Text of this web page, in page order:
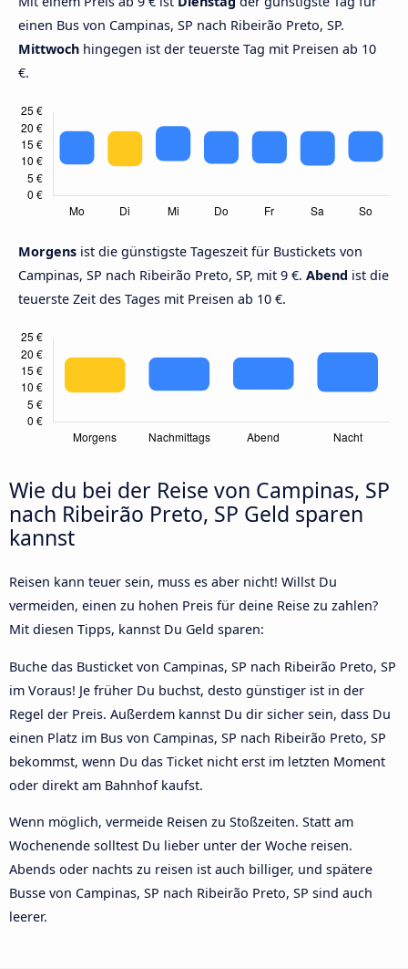
einen Bus von Campinas, SP nach Ribeirão Preto, SP.
Mittwoch hingegen ist der teuerste Tag mit Preisen ab 10
€.
Morgens ist die günstigste Tageszeit für Bustickets von
Campinas, SP nach Ribeirão Preto, SP, mit 9 €. Abend ist die
teuerste Zeit des Tages mit Preisen ab 10 €.
Wie du bei der Reise von Campinas, SP
nach Ribeirão Preto, SP Geld sparen
kannst
Reisen kann teuer sein, muss es aber nicht! Willst Du
vermeiden, einen zu hohen Preis für deine Reise zu zahlen?
Mit diesen Tipps, kannst Du Geld sparen:
Buche das Busticket von Campinas, SP nach Ribeirão Preto, SP
im Voraus! Je früher Du buchst, desto günstiger ist in der
Regel der Preis. Außerdem kannst Du dir sicher sein, dass Du
einen Platz im Bus von Campinas, SP nach Ribeirão Preto, SP
bekommst, wenn Du das Ticket nicht erst im letzten Moment
oder direkt am Bahnhof kaufst.
Wenn möglich, vermeide Reisen zu Stoßzeiten. Statt am
Wochenende solltest Du lieber unter der Woche reisen.
Abends oder nachts zu reisen ist auch billiger, und spätere
Busse von Campinas, SP nach Ribeirão Preto, SP sind auch
leerer.